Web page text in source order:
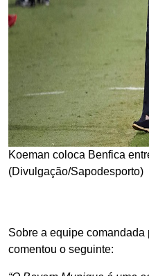
Koeman coloca Benfica
(Divulgação/Sapodesporto)
Sobre a equipe
comentou o seguinte: